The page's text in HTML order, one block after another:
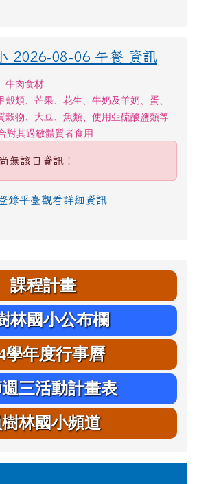
2026-08-06 午餐 資訊
牛肉食材
類、芒果、花生、牛奶及羊奶、蛋、
穀物、大豆、魚類、使用亞硫酸鹽類等
對其過敏體質者食用
無該日資訊！
錄平臺觀看詳細資訊
課程計畫
林國小公布欄
學年度行事曆
三活動計畫表
樹林國小頻道